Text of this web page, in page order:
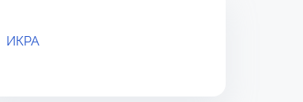
ИКРА